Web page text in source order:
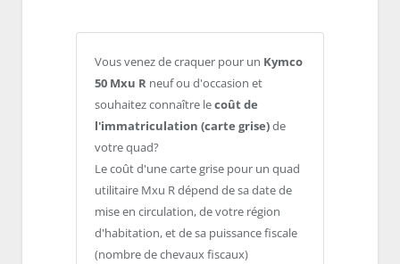
Vous venez de craquer pour un Kymco
50 Mxu R neuf ou d'occasion et
souhaitez connaître lecoût de
l'immatriculation (carte grise)de
votre quad?
Le coût d'une carte grise pour un quad
utilitaire Mxu R dépend de sa date de
mise en circulation, de votre région
d'habitation, et de sa puissance fiscale
(nombre de chevaux fiscaux)